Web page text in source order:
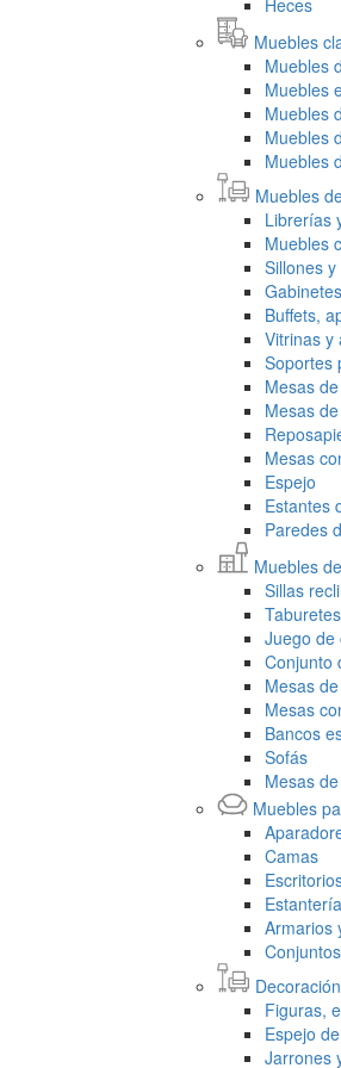
Muebles
Muebles
Muebles
Muebles
Muebles
Muebles
Muebles
Librerías
Muebles
Sillones
Buffets,
Vitrinas y
Soportes
Mesas
Mesas
Mesas
Espejo
Estantes
Paredes
Muebles
Sillas
Juego de
Conjunto
Mesas
Mesas
Bancos
Sofás
Mesas
Muebles
Camas
Armarios
Decoración
Figuras,
Espejo
Jarrones